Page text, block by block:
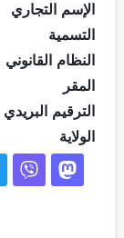
الإسم التجاري
التسمية
النظام القانوني
المقر
الترقيم البريدي
الولاية